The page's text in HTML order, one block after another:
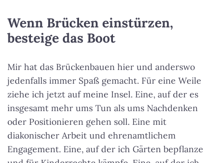
Wenn Brücken einstürzen,
besteige das Boot
Mir hat das Brückenbauen hier und anderswo
jedenfalls immer Spaß gemacht. Für eine Weile
ziehe ich jetzt auf meine Insel. Eine, auf der es
insgesamt mehr ums Tun als ums Nachdenken
oder Positionieren gehen soll. Eine mit
diakonischer Arbeit und ehrenamtlichem
Engagement. Eine, auf der ich Gärten bepflanze